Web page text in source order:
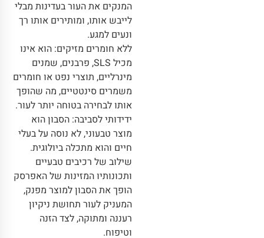
המנקים את העור בעדינות מבלי
לייבש אותו, ומותירים אותו רך
ונעים למגע.
ללא חומרים מזיקים: הוא אינו
מכיל SLS, פרבנים, שמנים
מינרליים, תוצרי נפט או חומרים
משמרים סינטטיים, מה שהופך
אותו לבחירה בטוחה יותר לעור.
ידידותי לסביבה: הסבון הוא
מוצר טבעוני, לא נוסה על בעלי
חיים והוא מתכלה ביולוגית.
שילוב של רכיבים טבעיים
ותכונותיו המזינות של האפרסק
הופך את הסבון למוצר מפנק,
המעניק לעור תחושת ניקיון
רעננה ומתוקה, לצד הזנה
וטיפוח.